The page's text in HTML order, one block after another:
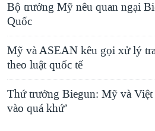
Bộ trưởng Mỹ nêu quan ngại
Quốc
Mỹ và ASEAN kêu gọi xử lý
theo luật quốc tế
Thứ trưởng Biegun: Mỹ và Việt
vào quá khứ’